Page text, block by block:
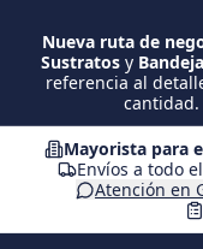
Nueva ruta de
Sustratosy
referencia al
cantidad.
Mayorista para
Envíos a todo
Atención en